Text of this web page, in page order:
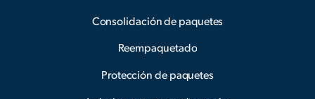
Consolidación de paquetes
Reempaquetado
Protección de paquetes